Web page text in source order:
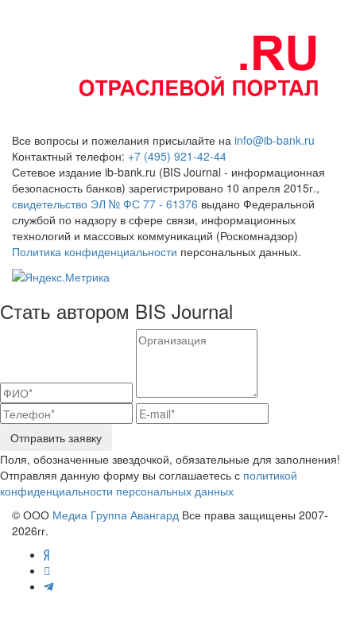
Все вопросы и пожелания присылайте на info@ib-bank.ru
Контактный телефон: +7 (495) 921-42-44
Сетевое издание ib-bank.ru (BIS Journal - информационная
безопасность банков) зарегистрировано 10 апреля 2015г.,
свидетельство ЭЛ № ФС 77 - 61376 выдано Федеральной
службой по надзору в сфере связи, информационных
технологий и массовых коммуникаций (Роскомнадзор)
Политика конфиденциальности персональных данных.
Стать автором BIS Journal
Отправить заявку
Поля, обозначенные звездочкой, обязательные для заполнения!
Отправляя данную форму вы соглашаетесь с политикой
конфиденциальности персональных данных
© ООО Медиа Группа Авангард Все права защищены 2007-
2026гг.